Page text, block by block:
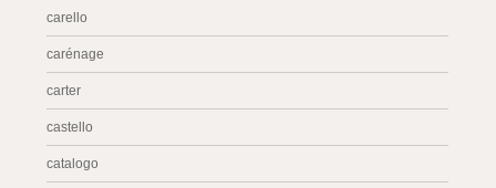
carello
carénage
carter
castello
catalogo